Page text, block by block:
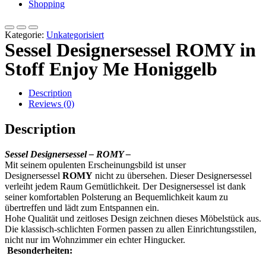
Shopping
Kategorie: Unkategorisiert
Sessel Designersessel ROMY in
Stoff Enjoy Me Honiggelb
Description
Reviews (0)
Description
Sessel Designersessel– ROMY –
Mit seinem opulenten Erscheinungsbild ist unser
Designersessel ROMY nicht zu übersehen. Dieser Designersessel
verleiht jedem Raum Gemütlichkeit. Der Designersessel ist dank
seiner komfortablen Polsterung an Bequemlichkeit kaum zu
übertreffen und lädt zum Entspannen ein.
Hohe Qualität und zeitloses Design zeichnen dieses Möbelstück aus.
Die klassisch-schlichten Formen passen zu allen Einrichtungsstilen,
nicht nur im Wohnzimmer ein echter Hingucker.
Besonderheiten: